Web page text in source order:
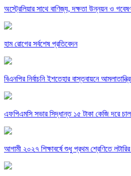
অস্ট্রেলিয়ার সাথে বাণিজ্য, দক্ষতা উন্নয়ন ও
হাম রোগের সর্বশেষ প্রতিবেদন
বিএনপির নির্বাচনি ইশতেহার বাস্তবায়নে
এফপিএমসি সভার সিদ্ধান্ত ১৫ টাকা কেজি দরে
আগামী ২০২৭ শিক্ষাবর্ষে শুধু প্রথম শ্রেণিতে লটারির